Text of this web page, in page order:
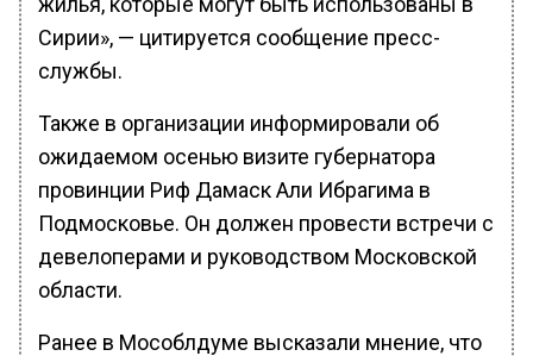
Сирии», — цитируется сообщение пресс-
службы.
Также в организации информировали об
ожидаемом осенью визите губернатора
провинции Риф Дамаск Али Ибрагима в
Подмосковье. Он должен провести встречи с
девелоперами и руководством Московской
области.
Ранее в Мособлдуме высказали мнение, что